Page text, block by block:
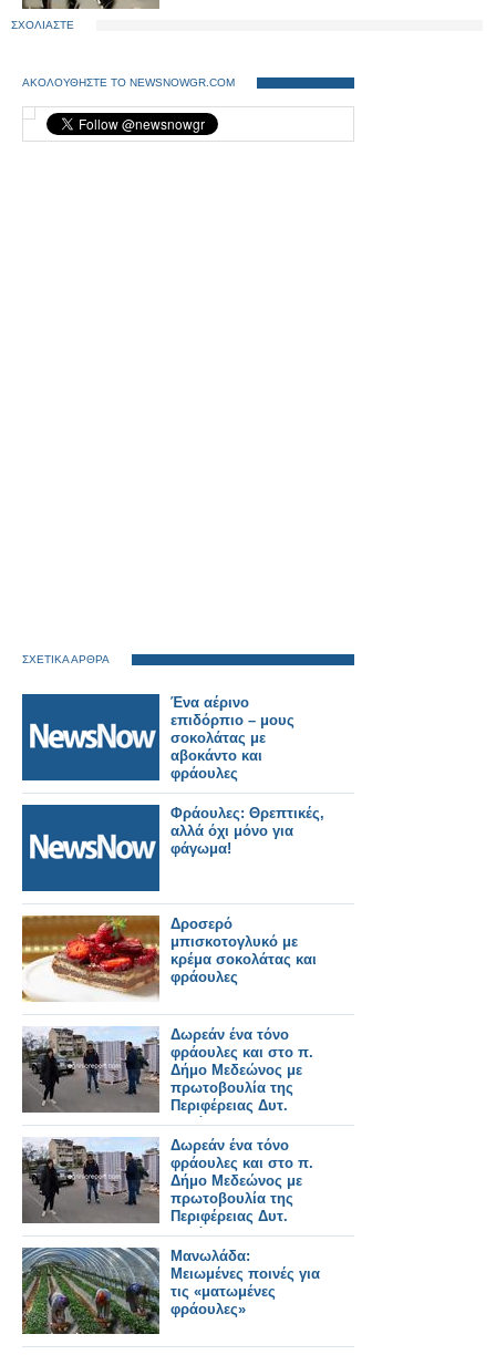
ΣΧΟΛΙΑΣΤΕ
ΑΚΟΛΟΥΘΗΣΤΕ ΤΟ NEWSNOWGR.COM
ΣΧΕΤΙΚΑ ΑΡΘΡΑ
Ένα αέρινο
επιδόρπιο – μους
σοκολάτας με
αβοκάντο και
φράουλες
Φράουλες: Θρεπτικές,
αλλά όχι μόνο για
φάγωμα!
Δροσερό
μπισκοτογλυκό με
κρέμα σοκολάτας και
φράουλες
Δωρεάν ένα τόνο
φράουλες και στο π.
Δήμο Μεδεώνος με
πρωτοβουλία της
Περιφέρειας Δυτ.
Ελλάδος
Δωρεάν ένα τόνο
φράουλες και στο π.
Δήμο Μεδεώνος με
πρωτοβουλία της
Περιφέρειας Δυτ.
Ελλάδος
Μανωλάδα:
Μειωμένες ποινές για
τις «ματωμένες
φράουλες»